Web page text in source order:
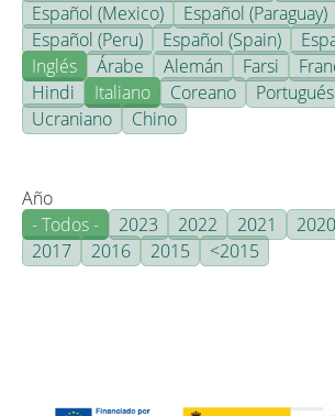
Español (Mexico)
Español (Paraguay)
Español (Peru)
Español (Spain)
Inglés
Árabe Alemán Farsi
Hindi
Italiano Coreano Portugués
Ucraniano
Chino
Año
- Todos -
2023 2022 2021 2020
2017
2016 2015 <2015